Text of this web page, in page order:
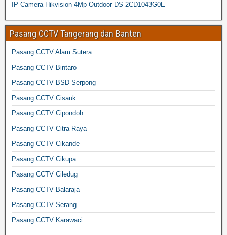
IP Camera Hikvision 4Mp Outdoor DS-2CD1043G0E
Pasang CCTV Tangerang dan Banten
Pasang CCTV Alam Sutera
Pasang CCTV Bintaro
Pasang CCTV BSD Serpong
Pasang CCTV Cisauk
Pasang CCTV Cipondoh
Pasang CCTV Citra Raya
Pasang CCTV Cikande
Pasang CCTV Cikupa
Pasang CCTV Ciledug
Pasang CCTV Balaraja
Pasang CCTV Serang
Pasang CCTV Karawaci